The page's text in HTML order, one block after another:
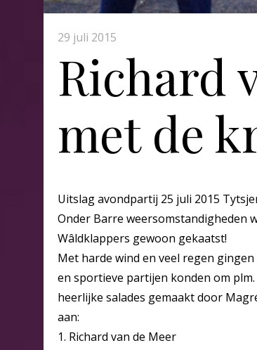
29 juli 2015
Richard
met de
Uitslag avondpartij 25 juli 2015
Onder Barre weersomstandigheden
Wâldklappers gewoon gekaatst!
Met harde wind en veel regen
en sportieve partijen konden om
heerlijke salades gemaakt door
aan:
1. Richard van de Meer